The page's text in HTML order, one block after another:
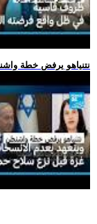
.. نتنياهو يرفض خطة